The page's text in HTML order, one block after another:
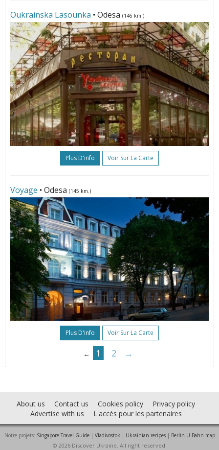
Oukrainska Lasounka • Odesa (146 km.)
Plus D'info Voir Sur La Carte
Voyage • Odesa (145 km.)
Plus D'info Voir Sur La Carte
← 1 2 →
About us Contact us Cookies policy
Privacy policy
Advertise with us
L'accès pour les partenaires
Notre projets: Singapore Travel Guide| Vladivostok | Ukrainian recipes| Berlin U-Bahn map
© 2026 Discover Ukraine. All right reserved.